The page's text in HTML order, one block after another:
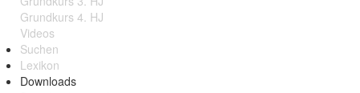
Grundkurs 4. HJ
Videos
Suchen
Lexikon
Downloads